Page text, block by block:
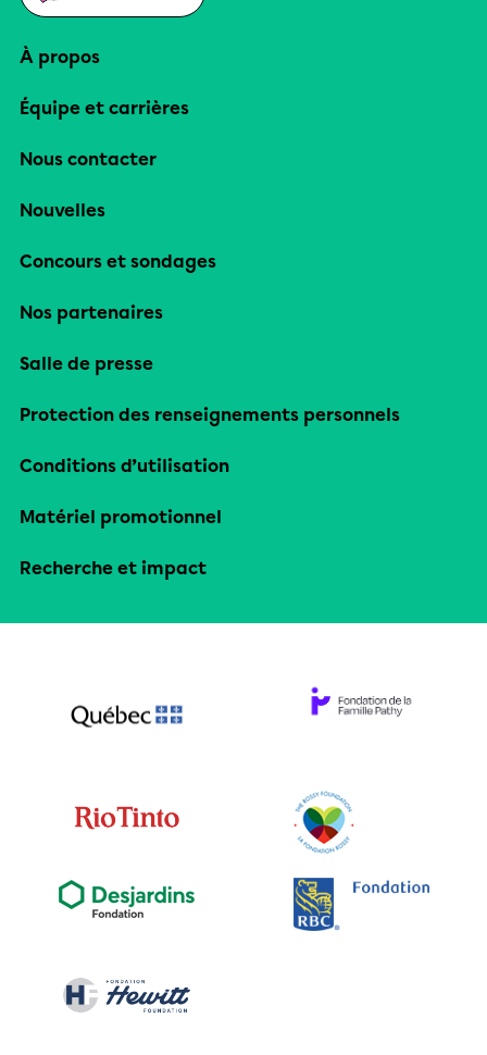
À propos
Équipe et carrières
Nous contacter
Nouvelles
Concours et sondages
Nos partenaires
Salle de presse
Protection des renseignements personnels
Conditions d’utilisation
Matériel promotionnel
Recherche et impact